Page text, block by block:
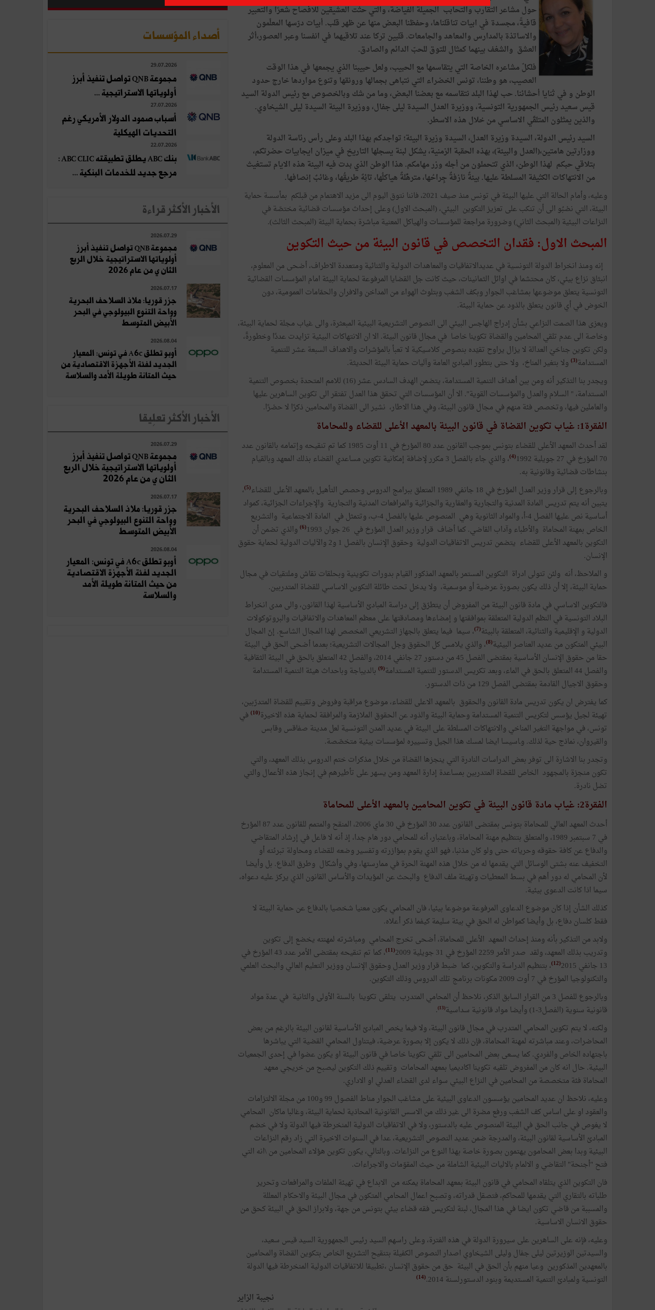
حول مشاعر التقارب والتحابب الجميلة الفياضة، والتي حثت العشيقين للافصاح شعرًا والتعبير
قافيةً، مجسدة في ابيات تناقلناها، وحفظنا البعض منها عن ظهر قلب. أبيات درّسها المعلّمون
والاساتذة بالمدارس والمعاهد والجامعات. قلبين تركا عند تلاقيهما في انفسنا وعبر العصور،أثر
العشق والشغف بينهما كمثال للتوق للحبّ الدائم والصادق.
فلكلّ مشاعره الخاصة التي يتقاسمها مع الحبيب، ولعل حبيبنا الذي يجمعها في هذا الوقت
العصيب، هو وطننا، تونس الخضراء التي نتباهى بجمالها ورونقها وتنوع مواردها خارج حدود
الوطن و في ثنايا أحشائنا. حب لهذا البلد نتقاسمه مع بعضنا البعض، وما من شك وبالخصوص مع رئيس الدولة السيد
قيس سعيد رئيس الجمهورية التونسية، ووزيرة العدل السيدة ليلى جفال، ووزيرة البيئة السيدة ليلى الشيخاوي.
والذين يمثلون المتلقّي الاساسي من خلال هذه الاسطر.
السيد رئيس الدولة، السيدة وزيرة العدل، السيدة وزيرة البيئة؛ تواجدكم بهذا البلد وعلى رأس رئاسة الدولة
ووزارتين هامتين،(العدل والبيئة)، بهذه الحقبة الزمنية، يشكل لبنة يسجلها التاريخ في ميزان ايجابيات حضرتكم،
بتلاقي حبكم لهذا الوطن، الذي تتحملون من أجله وزر مهامكم. هذا الوطن الذي بدت فيه البيئة هذه الايام تستغيث
من الانتهاكات الكثيفة المسلطة عليها. بيئةٌ نازفةٌ جِراحُها، مترهِّلةٌ هياكلُها، تائِهٌ طريقُها، وغائبٌ إنصافها.
وعليه، وأمام الحالة التي عليها البيئة في تونس منذ صيف 2021، فاننا نتوق اليوم الى مزيد الاهتمام من قبلكم بمأسسة حماية
البيئة، التي نصْبُو الى أن تنكب على تعزيز التكوين البيئي، (المبحث الاول) وعلى إحداث مؤسسات قضائية مختصّة في
النزاعات البيئية (المبحث الثاني) وضرورة مراجعة للمؤسسات والهياكل المعنية مباشرة بحماية البيئة (المبحث الثالث).
المبحث الاول: فقدان التخصص في قانون البيئة من حيث التكوين
إنه ومنذ انخراط الدولة التونسية في عديدالاتفاقيات والمعاهدات الدولية والثنائية ومتعددة الاطراف، أضحى من المعلوم،
انبثاق نزاع بيئي، كان محتشما في اوائل الثمانينات، حيث كانت جل القضايا المرفوعة لحماية البيئة امام المؤسسات القضائية
التونسية يتعلق موضوعها بمشاغب الجوار وبكف الشغب وبتلوث الهواء من المداخن والافران والحمّامات العمومية، دون
الخوض في أي قانون يتعلق بالذود عن حماية البيئة.
ويعزى هذا الصمت النزاعي بشأن إدراج الهاجس البيئي الى النصوص التشريعية البيئية المبعثرة، والى غياب مجلة لحماية البيئة،
وخاصة الى عدم تلقي المحامين والقضاة تكوينا خاصا في مجال قانون البيئة. الا ان الانتهاكات البيئية تزايدت عددًا وخطورةً،
ولكن تكوين جناحَيْ العدالة لا يزال يراوح تقيّده بنصوص كلاسيكية لا تعبأ بالمؤشرات والاهداف السبعة عشر للتنمية
المستدامة(3)
ولا بتغير المناخ، ولا حتى بتطور المبادئ العامة وآليات حماية البيئة الحديثة.
ويجدر بنا التذكير أنه ومن بين أهداف التنمية المستدامة، يتضمن الهدف السادس عشر (16) للامم المتحدة بخصوص التنمية
المستدامة، " السلام والعدل والمؤسسات القوية". الا أن المؤسسات التي تحقق هذا العدل تفتقر الى تكوين الساهرين عليها
والعاملين فيها، وتخصص فئة منهم في مجال قانون البيئة، وفي هذا الاطار، نشير الى القضاة والمحامين ذكرًا لا حصْرًا.
الفقرة1: غياب تكوين القضاة في قانون البيئة بالمعهد الأعلى للقضاء وللمحاماة
لقد أحدث المعهد الأعلى للقضاء بتونس بموجب القانون عدد 80 المؤرخ في 11 أوت 1985 كما تم تنقيحه وإتمامه بالقانون عدد
70 المؤرخ في 27 جويلية 1992
(4)
، والذي جاء بالفصل 3 مكرر لإضافة إمكانية تكوين مساعدي القضاء بذلك المعهد وبالقيام
بنشاطات قضائية وقانونية به.
وبالرجوع إلى قرار وزير العدل المؤرخ في 18 جانفي 1989 المتعلق ببرامج الدروس وحصص التأهيل بالمعهد الأعلى للقضاء
(5) ،
يتبين أنه يتم تدريس المادة المدنية والتجارية والعقارية والجزائية والمرافعات المدنية والتجارية والإجراءات الجزائية، كمواد
أساسية نص عليها الفصل 4-أ، والمواد الثانوية وهي المنصوص عليها بالفصل 4-ب، وتتمثل في المادة الاجتماعية والتشريع
الخاص بمهنة المحاماة والأطباء وآداب القاضي. كما أضاف قرار وزير العدل المؤرخ في 26 جوان 1993
(6)
والذي تضمن أن
التكوين بالمعهد الأعلى للقضاء يتضمن تدريس الاتفاقيات الدولية وحقوق الإنسان بالفصل 1 و2 والآليات الدولية لحماية حقوق
الإنسان.
و الملاحظ، أنه ولئن تتولى ادراة التكوين المستمر بالمعهد المذكور القيام بدورات تكوينية وبحلقات نقاش وملتقيات في مجال
حماية البيئة، إلا أن ذلك يكون بصورة عرضية أو موسمية، ولا يدخل تحت طائلة التكوين الاساسي للقضاة المتدربين.
فالتكوين الاساسي في مادة قانون البيئة من المفروض أن يتطرّق إلى دراسة المبادئ الأساسية لهذا القانون، والى مدى انخراط
البلاد التونسية في النظم الدولية المتعلقة بموافقتها و إمضاءها ومصادقتها على معظم المعاهدات والاتفاقيات والبروتوكولات
الدولية و الإقليمية والثنائية، المتعلقة بالبيئة(7) ، سيما فيما يتعلق بالجهاز التشريعي المخصص لهذا المجال الشاسع. إنّ المجال
البيئي المتكون من عديد العناصر البيئية(8) ، والذي يلامس كل الحقوق وجل المجالات التشريعية؛ بعدما أضحى الحق في البيئة
حقا من حقوق الإنسان الأساسية بمقتضى الفصل 45 من دستور 27 جانفي 2014، والفصل 42 المتعلق بالحق في البيئة الثقافية
والفصل 44 المتعلق بالحق في الماء، وبعد تكريس الدستور للتنمية المستدامة
(9)
بالديباجة وباحداث هيئة التنمية المستدامة
وحقوق الاجيال القادمة بمقتضى الفصل 129 من ذات الدستور.
كما يفترض ان يكون تدريس مادة القانون والحقوق بالمعهد الاعلى للقضاء، موضوع مراقبة وفروض وتقييم للقضاة المتدرّبين،
تهيئة لجيل يؤسس لتكريس التنمية المستدامة وحماية البيئة والذود عن الحقوق الملازمة والمرافقة لحماية هذه الاخيرة(10)
في
تونس، في مواجهة التغير المناخي والانتهاكات المسلطة على البيئة في عديد المدن التونسية لعل مدينة صفاقس وقابس
والقيروان، نماذج حية لذلك. وـاسيسا ايضا لمسك هذا الجيل وتسييره لمؤسسات بيئية متخصّصة.
وتجدر بنا الاشارة الى توفر بعض الدراسات النادرة التي ينجزها القضاة من خلال مذكرات ختم الدروس بذلك المعهد، والتي
تكون منجزة بالمجهود الخاص للقضاة المتدربين بمساعدة إدارة المعهد ومن يسهر على تأطيرهم في إنجاز هذه الأعمال والتي
تضل نادرة.
الفقرة2: غياب مادة قانون البيئة في تكوين المحامين بالمعهد الأعلى للمحاماة
أحدث المعهد العالي للمحاماة بتونس بمقتضى القانون عدد 30 المؤرخ في 30 ماي 2006، المنقح والمتمم للقانون عدد 87 المؤرخ
في 7 سبتمبر 1989، والمتعلق بتنظيم مهنة المحاماة، وباعتبار، أنه للمحامي دور هام جدا، إذ أنه لا فاعل في إرشاد المتقاضي
والدفاع عن كافة حقوقه وحرياته حتى ولو كان مذنبا، فهو الذي يقوم بمؤازرته وتفسير وضعه للقضاء ومحاولة تبرئته أو
التخفيف عنه بشتى الوسائل التي يقدمها له من خلال هذه المهنة الحرة في ممارستها، وفي وأشكال وطرق الدفاع. بل وأيضا
لأن المحامي له دور أهم في بسط المعطيات وتهيئة ملف الدفاع والبحث عن المؤيدات والأساس القانون الذي يركز عليه دعواه،
سيما اذا كانت الدعوى بيئية.
كذلك الشأن إذا كان موضوع الدعاوى المرفوعة موضوعا بيئيا، فان المحامي يكون معنيا شخصيا بالدفاع عن حماية البيئة لا
فقط كلسان دفاع، بل وأيضا كمواطن له الحق في بيئة سليمة كيفما ذكر أعلاه.
ولابد من التذكير بأنه ومنذ إحداث المعهد الأعلى للمحاماة، أضحى تخرج المحامي ومباشرته لمهنته يخضع إلى تكوين
وتدريب بذلك المعهد، ولقد صدر الأمر 2259 المؤرخ في 31 جويلية 2009
(11)
، كما تم تنقيحه بمقتضى الأمر عدد 43 المؤرخ في
13 جانفي 2015
(12)
، بتنظيم الدراسة والتكوين، كما ضبط قرار وزير العدل وحقوق الإنسان ووزير التعليم العالي والبحث العلمي
والتكنولوجيا المؤرخ في 7 أوت 2009 مكونات برنامج تلك الدروس وذلك التكوين.
وبالرجوع للفصل 3 من القرار السابق الذكر، نلاحظ أن المحامي المتدرب يتلقى تكوينا بالسنة الأولى والثانية في عدة مواد
قانونية سنوية (الفصل3-1) وأيضا مواد قانونية سداسية
(13)
.
ولكنه، لا يتم تكوين المحامي المتدرب في مجال قانون البيئة، ولا فيما يخص المبادئ الأساسية لقانون البيئة بالرغم من بعض
المحاضرات، وعند مباشرته لمهنة المحاماة، فإن ذلك لا يكون إلا بصورة عرضية، فيتناول المحامي القضية التي يباشرها
باجتهاده الخاص والفردي. كما يسعى بعض المحامين الى تلقي تكوينا خاصا في قانون البيئة او يكون عضوا في إحدى الجمعيات
البيئية. حال انه كان من المفروض تلقيه تكوينا اكاديميا بمعهد المحامات وتقييم ذلك التكوين ليصبح من خريجي معهد
المحاماة فئة متخصصة من المحامين في النزاع البيئي سواء لدى القضاء العدلي او الاداري.
وعليه، نلاحظ ان عديد المحامين يؤسسون الدعاوى البيئية على مشاغب الجوار مناط الفصول 99 و100 من مجلة الالتزامات
والعقود او على اساس كف الشغب ورفع مضرة الى غير ذلك من الاسس القانونية المحاذية لحماية البيئة، وغالبا ماكان المحامي
لا يغوص في جانب الحق في البيئة المنصوص عليه بالدستور، ولا في الاتفاقيات الدولية المنخرطة فيها الدولة ولا في خضم
المبادئ الأساسية لقانون البيئة، والمدرجة ضمن عديد النصوص التشريعية، عدا في السنوات الاخيرة التي زاد رقم النزاعات
البيئية وبدا بعض المحامون يهتمون بصورة خاصة بهذا النوع من النزاعات. وبالتالي، يكون تكوين هؤلاء المحامين من \انه التي
فتح "أجنحة" التقاضي و الالمام بالاليات البيئية الشاملة من حيث المقوّمات والاجراءات.
فان التكوين الذي يتلقاه المحامي في قانون البيئة بمعهد المحاماة يمكنه من الابداع في تهيئة الملفات والمرافعات وتحرير
طلباته بالتقاري التي يقدمها للمحاكم، فتصقل قدراته، وتصبح اعمال المحامي المتكون في مجال البيئة والاحكام المعللة
والمسببة من قاضي تكون ايضا في هذا المجال، لبنة لتكريس فقه قضاء بيئي بتونس من جهة، ولابراز الحق في البيئة كحق من
حقوق الانسان الاساسية.
وعليه، فإنه على الساهرين على سيرورة الدولة في هذه الفترة، وعلى راسهم السيد رئيس الجمهورية السيد قيس سعيد،
والسيدتين الوزيرتين ليلى جفال وليلى الشيخاوي اصدار النصوص الكفيلة بتنقيح التشريع الخاص بتكوين القضاة والمحامين
بالمعهدين المذكورين وعيا منهم بأن الحق في البيئة حق من حقوق الإنسان ،تطبيقا للاتفاقيات الدولية المنخرطة فيها الدولة
التونسية ولمبادئ التنمية المستديمة وبنود الدستورلسنة 2014.
(14)
نجيبة الزاير
أصداء المؤسسات
29.07.2026
مجموعة QNB تواصل تنفيذ أبرز
أولوياتها الاستراتيجية ...
27.07.2026
أسباب صمود الدولار الأمريكي رغم
التحديات الهيكلية
22.07.2026
بنك ABC يطلق تطبيقته ABC CLIC :
مرجع جديد للخدمات البنكية ...
الأخبار الأكثر قراءة
2026.07.29
مجموعة QNB تواصل تنفيذ أبرز
أولوياتها الاستراتيجية خلال الربع
الثان ي من عام 2026
2026.07.17
جزر قوريا: ملاذ السلاحف البحرية
وواحة التنوع البيولوجي في البحر
الأبيض المتوسط
2026.08.04
أوبو تطلق A6c في تونس: المعيار
الجديد لفئة الأجهزة الاقتصادية من
حيث المتانة طويلة الأمد والسلاسة
الأخبار الأكثر تعلِيقا
2026.07.29
مجموعة QNB تواصل تنفيذ أبرز
أولوياتها الاستراتيجية خلال الربع
الثان ي من عام 2026
2026.07.17
جزر قوريا: ملاذ السلاحف البحرية
وواحة التنوع البيولوجي في البحر
الأبيض المتوسط
2026.08.04
أوبو تطلق A6c في تونس: المعيار
الجديد لفئة الأجهزة الاقتصادية
من حيث المتانة طويلة الأمد
والسلاسة